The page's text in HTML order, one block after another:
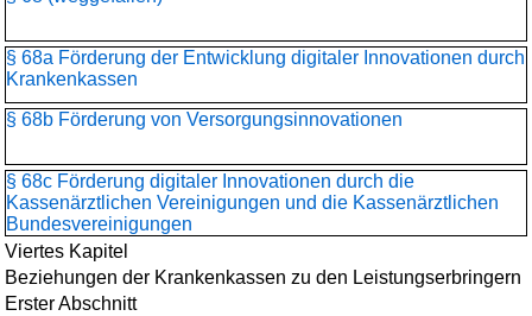
§ 68a Förderung der Entwicklung digitaler Innovationen durch
Krankenkassen
§ 68b Förderung von Versorgungsinnovationen
§ 68c Förderung digitaler Innovationen durch die
Kassenärztlichen Vereinigungen und die Kassenärztlichen
Bundesvereinigungen
Viertes Kapitel
Beziehungen der Krankenkassen zu den Leistungserbringern
Erster Abschnitt